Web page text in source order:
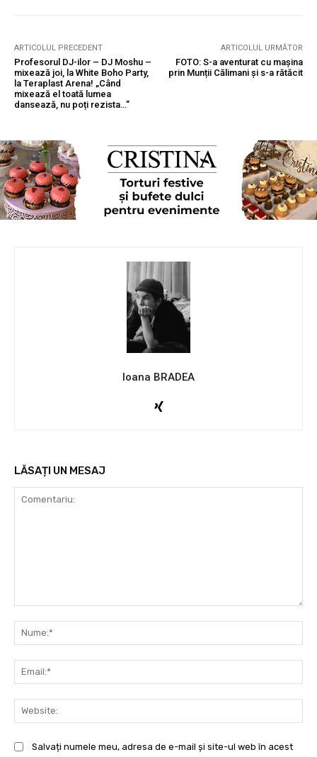
ARTICOLUL PRECEDENT
Profesorul DJ-ilor – DJ Moshu –
mixează joi, la White Boho Party,
la Teraplast Arena! „Când
mixează el toată lumea
dansează, nu poți rezista…”
ARTICOLUL URMĂTOR
FOTO: S-a aventurat cu mașina
prin Munții Călimani și s-a rătăcit
Ioana BRADEA
LĂSAȚI UN MESAJ
Salvați numele meu, adresa de e-mail și site-ul web în acest